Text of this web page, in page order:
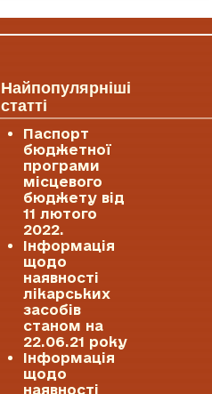
Найпопулярніші
статті
Паспорт
бюджетної
програми
місцевого
бюджету від
11 лютого
2022.
Інформація
щодо
наявності
лікарських
засобів
станом на
22.06.21 року
Інформація
щодо
наявності